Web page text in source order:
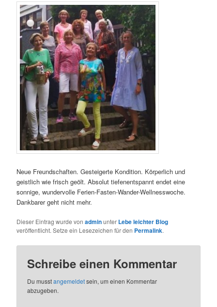
Neue Freundschaften. Gesteigerte Kondition. Körperlich und
geistlich wie frisch geölt. Absolut tiefenentspannt endet eine
sonnige, wundervolle Ferien-Fasten-Wander-Wellnesswoche.
Dankbarer geht nicht mehr.
Dieser Eintrag wurde vonadminunter Lebe leichter Blog
veröffentlicht. Setze ein Lesezeichen für den Permalink.
Schreibe einen Kommentar
Du musstangemeldetsein, um einen Kommentar
abzugeben.